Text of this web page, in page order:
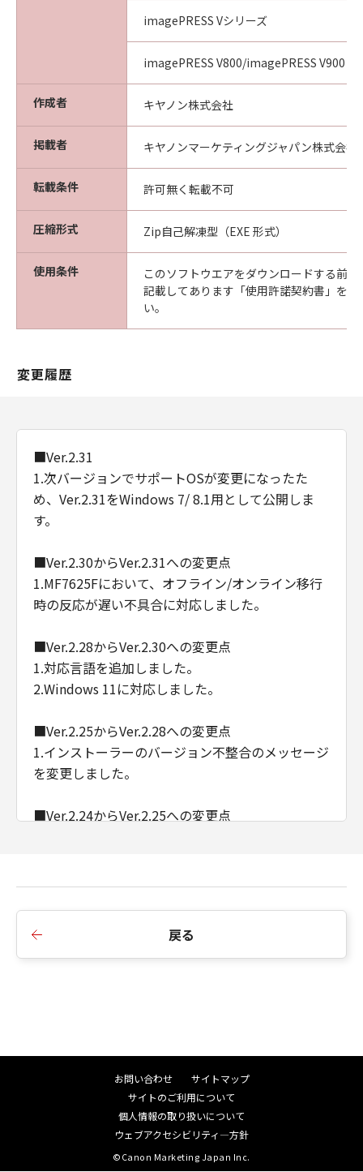
imagePRESS Vシリーズ
imagePRESS V800/imagePRESS V900
作成者 キヤノン株式会社
掲載者 キヤノンマーケティングジャパン株式会社
転載条件 許可無く転載不可
圧縮形式 Zip自己解凍型（EXE 形式）
使用条件
このソフトウエアをダウンロードする前
記載してあります「使用許諾契約書」を
い。
変更履歴
■Ver.2.31
1.次バージョンでサポートOSが変更になったた
め、Ver.2.31をWindows 7/ 8.1用として公開しま
す。
■Ver.2.30からVer.2.31への変更点
1.MF7625Fにおいて、オフライン/オンライン移行
時の反応が遅い不具合に対応しました。
■Ver.2.28からVer.2.30への変更点
1.対応言語を追加しました。
2.Windows 11に対応しました。
■Ver.2.25からVer.2.28への変更点
1.インストーラーのバージョン不整合のメッセージ
を変更しました。
■Ver.2.24からVer.2.25への変更点
■Ver.2.23からVer.2.24への変更点
1.機種共通で使えるCompatible IDに対応しまし
■Ver.2.11からVer.2.20への変更点
1.Windows 10に対応しました。
2.Windows XPを非サポートとしました。
戻る
お問い合わせ
サイトマップ
サイトのご利用について
個人情報の取り扱いについて
ウェブアクセシビリティ―方針
©Canon Marketing Japan Inc.